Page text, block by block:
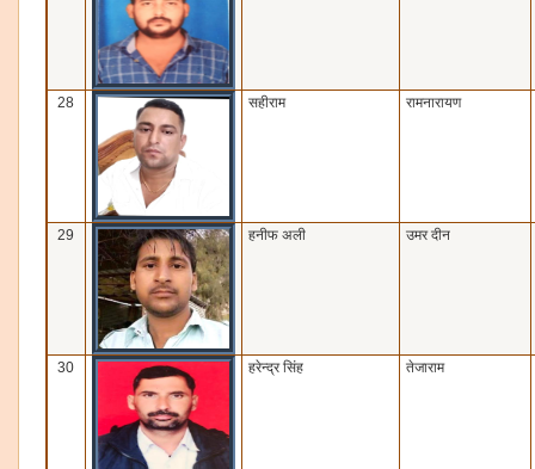
28 सहीराम रामनारायण
29 हनीफ अली उमर दीन
30 हरेन्‍द्र सिंह तेजाराम